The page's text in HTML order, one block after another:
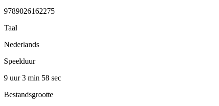
9789026162275
Taal
Nederlands
Speelduur
9 uur 3 min 58 sec
Bestandsgrootte